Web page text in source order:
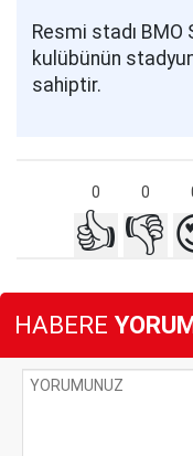
Resmi stadı
kulübünün
sahiptir.
0 0
👍 👎
HABERE